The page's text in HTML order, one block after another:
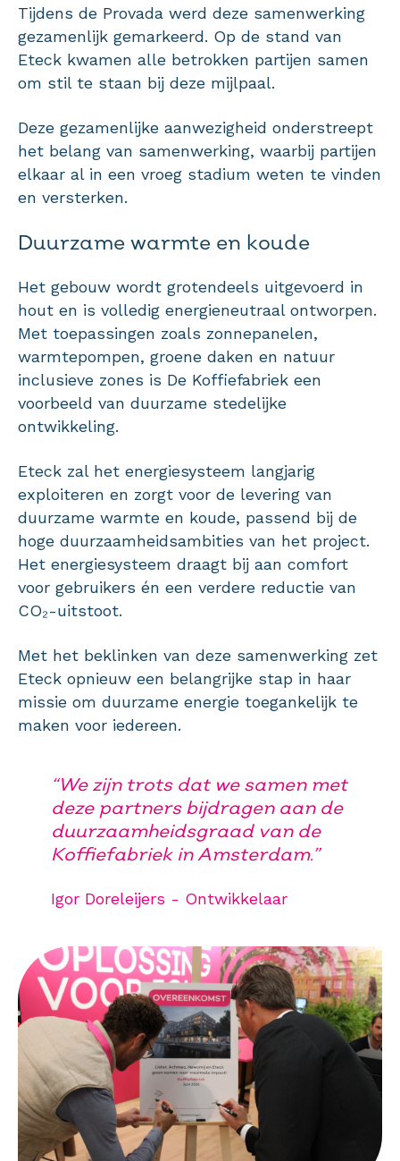
Tijdens de Provada werd deze samenwerking
gezamenlijk gemarkeerd. Op de stand van
Eteck kwamen alle betrokken partijen samen
om stil te staan bij deze mijlpaal.
Deze gezamenlijke aanwezigheid onderstreept
het belang van samenwerking, waarbij partijen
elkaar al in een vroeg stadium weten te vinden
en versterken.
Duurzame warmte en koude
Het gebouw wordt grotendeels uitgevoerd in
hout en is volledig energieneutraal ontworpen.
Met toepassingen zoals zonnepanelen,
warmtepompen, groene daken en natuur
inclusieve zones is De Koffiefabriek een
voorbeeld van duurzame stedelijke
ontwikkeling.
Eteck zal het energiesysteem langjarig
exploiteren en zorgt voor de levering van
duurzame warmte en koude, passend bij de
hoge duurzaamheidsambities van het project.
Het energiesysteem draagt bij aan comfort
voor gebruikers én een verdere reductie van
CO₂-uitstoot.
Met het beklinken van deze samenwerking zet
Eteck opnieuw een belangrijke stap in haar
missie om duurzame energie toegankelijk te
maken voor iedereen.
“We zijn trots dat we samen met
deze partners bijdragen aan de
duurzaamheidsgraad van de
Koffiefabriek in Amsterdam.”
Igor Doreleijers - Ontwikkelaar